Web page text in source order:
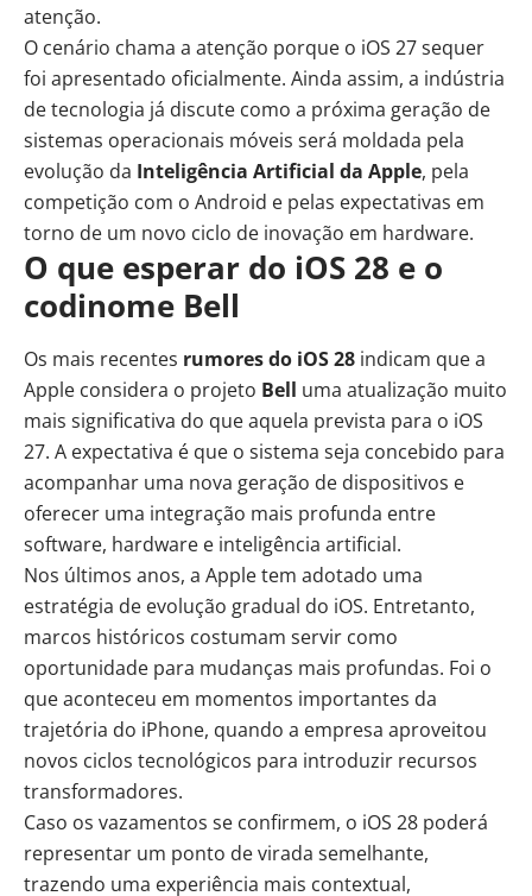
atenção.
O cenário chama a atenção porque o iOS 27 sequer
foi apresentado oficialmente. Ainda assim, a indústria
de tecnologia já discute como a próxima geração de
sistemas operacionais móveis será moldada pela
evolução da Inteligência Artificial da Apple, pela
competição com o Android e pelas expectativas em
torno de um novo ciclo de inovação em hardware.
O que esperar do iOS 28 e o
codinome Bell
Os mais recentes rumores do iOS 28 indicam que a
Apple considera o projeto Bell uma atualização muito
mais significativa do que aquela prevista para o iOS
27. A expectativa é que o sistema seja concebido para
acompanhar uma nova geração de dispositivos e
oferecer uma integração mais profunda entre
software, hardware e inteligência artificial.
Nos últimos anos, a Apple tem adotado uma
estratégia de evolução gradual do iOS. Entretanto,
marcos históricos costumam servir como
oportunidade para mudanças mais profundas. Foi o
que aconteceu em momentos importantes da
trajetória do iPhone, quando a empresa aproveitou
novos ciclos tecnológicos para introduzir recursos
transformadores.
Caso os vazamentos se confirmem, o iOS 28 poderá
representar um ponto de virada semelhante,
trazendo uma experiência mais contextual,